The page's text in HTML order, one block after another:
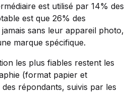
est utilisé par 14% des
est que 26% des
sans leur appareil photo,
marque spécifique.
les plus fiables restent les
(format papier et
répondants, suivis par les